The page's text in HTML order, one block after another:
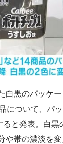
白黒のパッケ
について、パ
と発表。白
や帯の濃淡を